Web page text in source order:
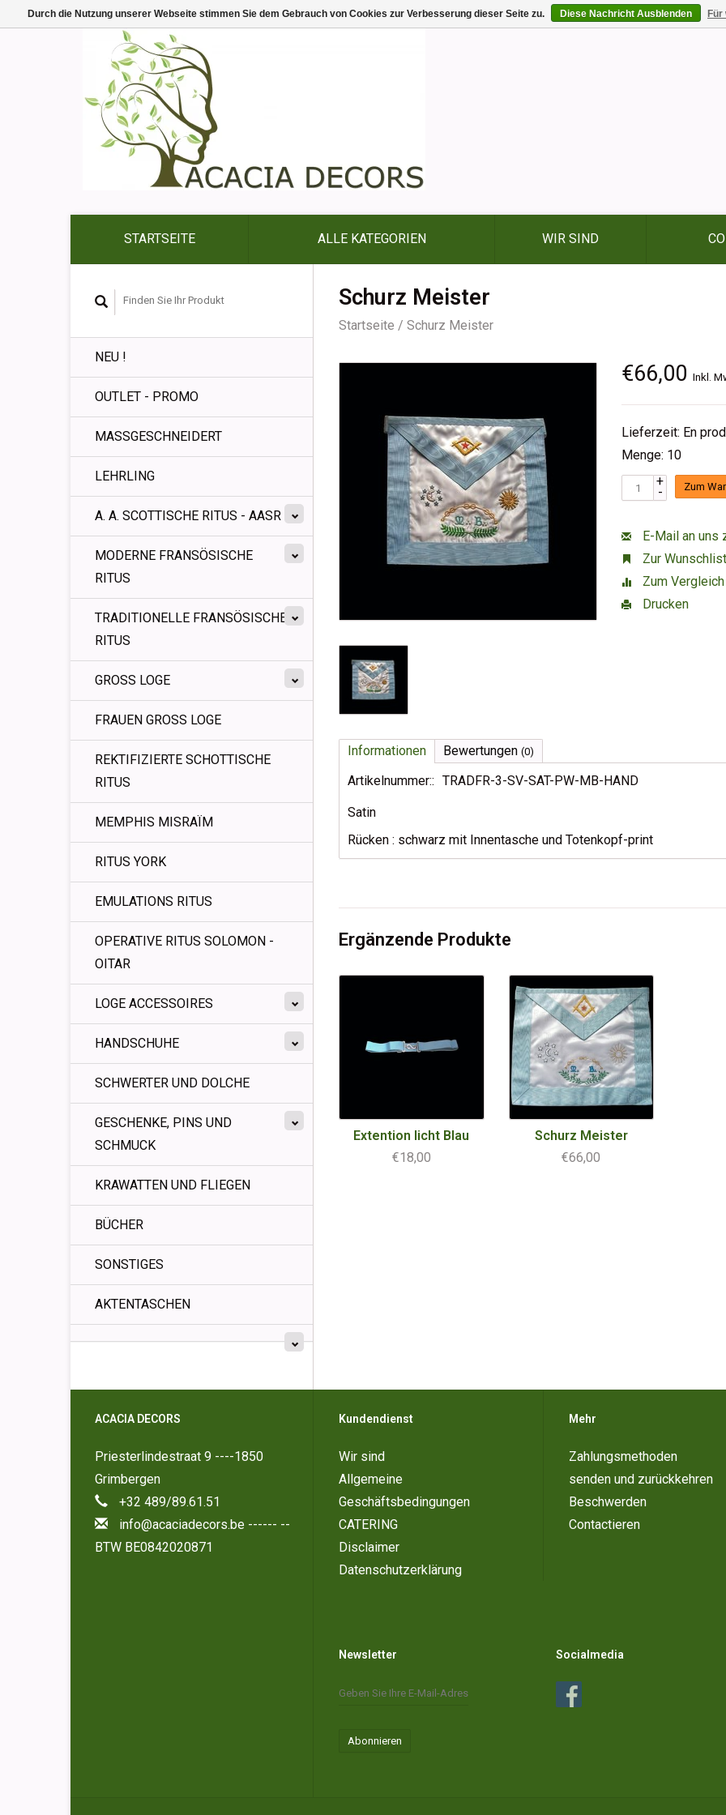
STARTSEITE ALLE KATEGORIEN WIR SIND
NEU !
OUTLET - PROMO
MASSGESCHNEIDERT
LEHRLING
A. A. SCOTTISCHE RITUS - AASR
MODERNE FRANSÖSISCHE
RITUS
TRADITIONELLE FRANSÖSISCHE
RITUS
GROSS LOGE
FRAUEN GROSS LOGE
REKTIFIZIERTE SCHOTTISCHE
RITUS
MEMPHIS MISRAÏM
RITUS YORK
EMULATIONS RITUS
OPERATIVE RITUS SOLOMON -
OITAR
LOGE ACCESSOIRES
HANDSCHUHE
SCHWERTER UND DOLCHE
GESCHENKE, PINS UND
SCHMUCK
KRAWATTEN UND FLIEGEN
BÜCHER
SONSTIGES
AKTENTASCHEN
Schurz Meister
Startseite / Schurz Meister
€66,00Inkl.
Lieferzeit: En
Menge: 10
+
- Zum
E-Mail an uns
Zur
Zum
Drucken
Informationen Bewertungen (0)
Artikelnummer:: TRADFR-3-SV-SAT-PW-MB-HAND
Satin
Rücken : schwarz mit Innentasche und Totenkopf-print
Ergänzende Produkte
Extention licht Blau
€18,00
Schurz Meister
€66,00
ACACIA DECORS
Priesterlindestraat 9 ----1850
Grimbergen
+32 489/89.61.51
info@acaciadecors.be ------ --
BTW BE0842020871
Kundendienst
Wir sind
Allgemeine
Geschäftsbedingungen
CATERING
Disclaimer
Datenschutzerklärung
Mehr
Zahlungsmethoden
senden und zurückkehren
Beschwerden
Contactieren
Newsletter
Abonnieren
Socialmedia
Durch die Nutzung unserer Webseite stimmen Sie dem Gebrauch von Cookies zur Verbesserung dieser Seite zu. Diese Nachricht Ausblenden